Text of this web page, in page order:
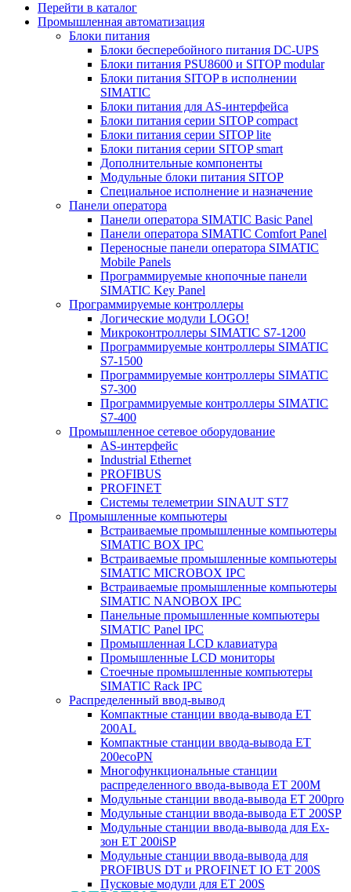
Перейти в каталог
Промышленная автоматизация
Блоки питания
Блоки бесперебойного питания DC-UPS
Блоки питания PSU8600 и SITOP modular
Блоки питания SITOP в исполнении
SIMATIC
Блоки питания для AS-интерфейса
Блоки питания серии SITOP compact
Блоки питания серии SITOP lite
Блоки питания серии SITOP smart
Дополнительные компоненты
Модульные блоки питания SITOP
Специальное исполнение и назначение
Панели оператора
Панели оператора SIMATIC Basic Panel
Панели оператора SIMATIC Comfort Panel
Переносные панели оператора SIMATIC
Mobile Panels
Программируемые кнопочные панели
SIMATIC Key Panel
Программируемые контроллеры
Логические модули LOGO!
Микроконтроллеры SIMATIC S7-1200
Программируемые контроллеры SIMATIC
S7-1500
Программируемые контроллеры SIMATIC
S7-300
Программируемые контроллеры SIMATIC
S7-400
Промышленное сетевое оборудование
AS-интерфейс
Industrial Ethernet
PROFIBUS
PROFINET
Системы телеметрии SINAUT ST7
Промышленные компьютеры
Встраиваемые промышленные компьютеры
SIMATIC BOX IPC
Встраиваемые промышленные компьютеры
SIMATIC MICROBOX IPC
Встраиваемые промышленные компьютеры
SIMATIC NANOBOX IPC
Панельные промышленные компьютеры
SIMATIC Panel IPC
Промышленная LCD клавиатура
Промышленные LCD мониторы
Стоечные промышленные компьютеры
SIMATIC Rack IPC
Распределенный ввод-вывод
Компактные станции ввода-вывода ET
200AL
Компактные станции ввода-вывода ET
200ecoPN
Многофункциональные станции
распределенного ввода-вывода ET 200M
Модульные станции ввода-вывода ET 200pro
Модульные станции ввода-вывода ET 200SP
Модульные станции ввода-вывода для Ex-
зон ET 200iSP
Модульные станции ввода-вывода для
PROFIBUS DT и PROFINET IO ET 200S
Пусковые модули для ET 200S